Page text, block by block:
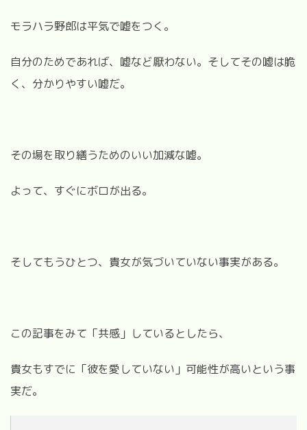
モラハラ野郎は平気で嘘をつく。
自分のためであれば、嘘など厭わない。そしてその嘘は脆
く、分かりやすい嘘だ。
その場を取り繕うためのいい加減な嘘。
よって、すぐにボロが出る。
そしてもうひとつ、貴女が気づいていない事実がある。
この記事をみて「共感」しているとしたら、
貴女もすでに「彼を愛していない」可能性が高いという事
実だ。